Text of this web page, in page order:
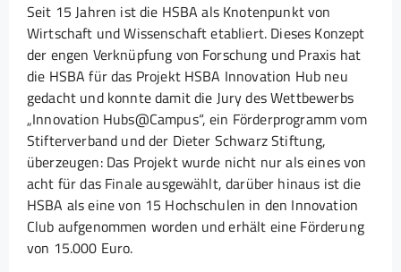
Seit 15 Jahren ist die HSBA als Knotenpunkt von
Wirtschaft und Wissenschaft etabliert. Dieses Konzept
der engen Verknüpfung von Forschung und Praxis hat
die HSBA für das Projekt HSBA Innovation Hub neu
gedacht und konnte damit die Jury des Wettbewerbs
„Innovation Hubs@Campus“, ein Förderprogramm vom
Stifterverband und der Dieter Schwarz Stiftung,
überzeugen: Das Projekt wurde nicht nur als eines von
acht für das Finale ausgewählt, darüber hinaus ist die
HSBA als eine von 15 Hochschulen in den Innovation
Club aufgenommen worden und erhält eine Förderung
von 15.000 Euro.